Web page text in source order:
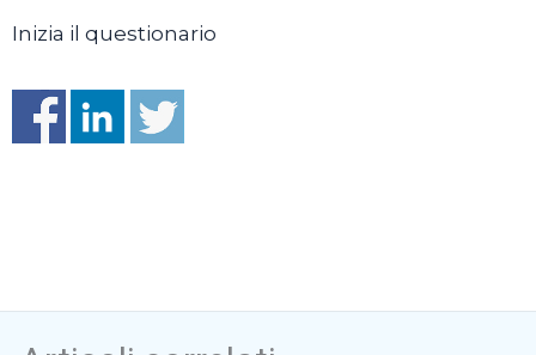
Inizia il questionario